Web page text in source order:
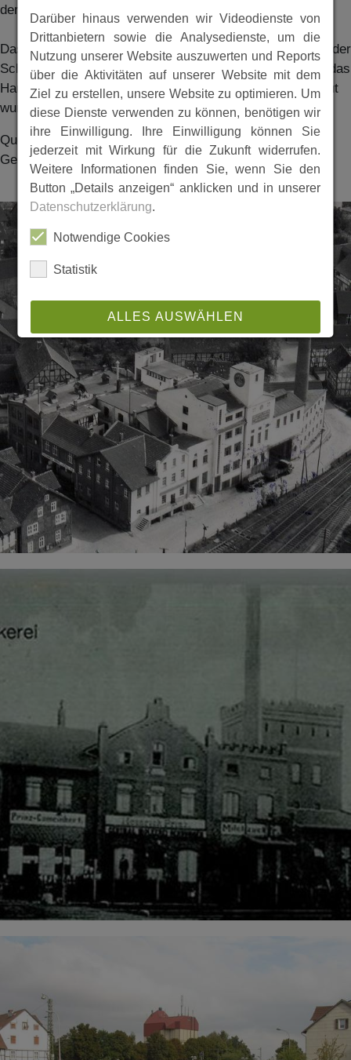
der Familie Klaubitz
Das recht helle Gebäude ist das in 1951/1952 erweiterte der
Schulgebäude. Oben rechts an der Schönbergstraße ist das
Haus von Eduard Clobes, das Ende der 50er Jahre erbaut
wurde, zu erkennen.
Quelle u.a.: Das alte Gensungen - Häuser erzählen
Geschichte (Heinz Körner/Rolf Fröhlich)
Darüber hinaus verwenden wir Videodienste von
Drittanbietern sowie die Analysedienste, um die
Nutzung unserer Website auszuwerten und Reports
über die Aktivitäten auf unserer Website mit dem
Ziel zu erstellen, unsere Website zu optimieren. Um
diese Dienste verwenden zu können, benötigen wir
ihre Einwilligung. Ihre Einwilligung können Sie
jederzeit mit Wirkung für die Zukunft widerrufen.
Weitere Informationen finden Sie, wenn Sie den
Button „Details anzeigen“ anklicken und in unserer
Datenschutzerklärung.
Notwendige Cookies
Statistik
ALLES AUSWÄHLEN
ABLEHNEN
SPEICHERN
Details anzeigen
Impressum | Datenschutz